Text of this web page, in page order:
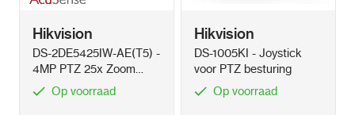
Hikvision
DS-2DE5425IW-AE(T5) -
4MP PTZ 25x Zoom
150m IR AcuSense
Op voorraad
Hikvision
DS-1005KI - Joystick
voor PTZ besturing
Op voorraad